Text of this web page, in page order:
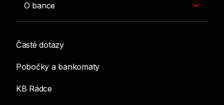
O bance
Časté dotazy
Pobočky a bankomaty
KB Rádce